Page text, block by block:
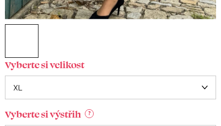
Vyberte si velikost
Vyberte si výstřih ?